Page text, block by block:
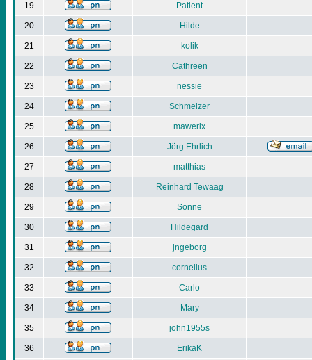
19 Patient
20 Hilde
21 kolik
22 Cathreen
23 nessie
24 Schmelzer
25 mawerix
26 Jörg Ehrlich
27 matthias
28 Reinhard Tewaag
29 Sonne
30 Hildegard
31 jngeborg
32 cornelius
33 Carlo
34 Mary
35 john1955s
36 ErikaK